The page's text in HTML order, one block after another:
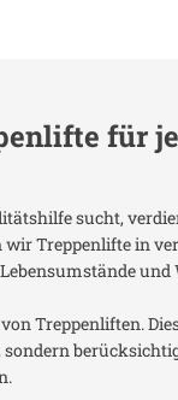
für
sucht,
wir Treppenlifte in
Treppenliften.